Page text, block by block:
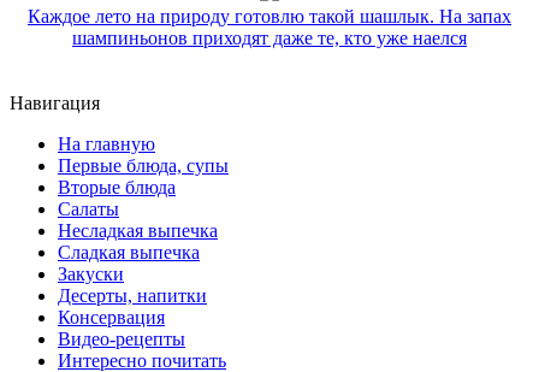
Каждое лето на природу готовлю такой шашлык. На запах
шампиньонов приходят даже те, кто уже наелся
Навигация
На главную
Первые блюда, супы
Вторые блюда
Салаты
Несладкая выпечка
Сладкая выпечка
Закуски
Десерты, напитки
Консервация
Видео-рецепты
Интересно почитать